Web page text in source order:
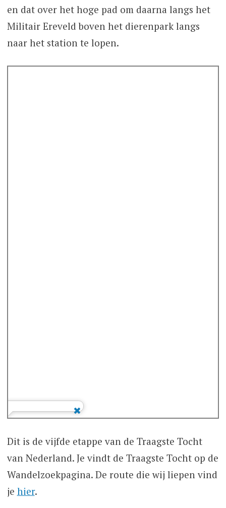
en dat over het hoge pad om daarna langs het
Militair Ereveld boven het dierenpark langs
naar het station te lopen.
Dit is de vijfde etappe van de Traagste Tocht
van Nederland. Je vindt de Traagste Tocht op de
Wandelzoekpagina. De route die wij liepen vind
je hier.